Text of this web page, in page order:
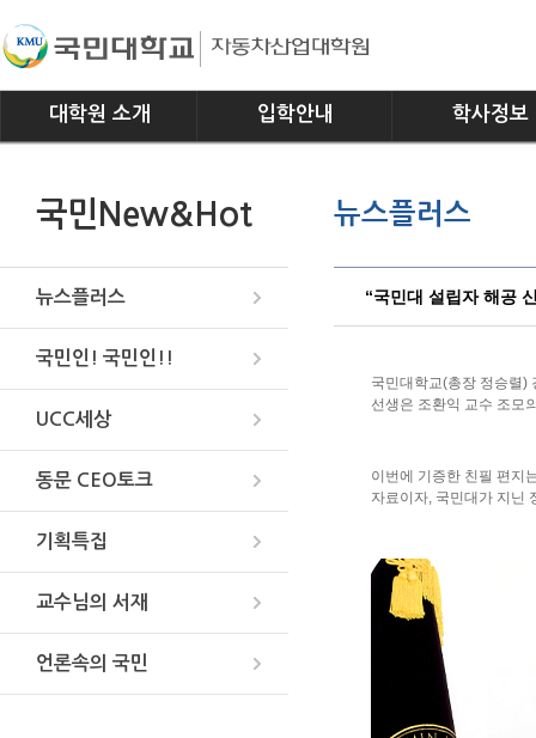
대학원 소개
연혁
입학안내 학사정보
교과과정
국민New&Hot
뉴스플러스
국민인! 국민인!!
UCC세상
동문 CEO토크
기획특집
교수님의 서재
언론속의 국민
뉴스플러스
“국민대 설립자 해공
국민대학교(총장 정승렬)
선생은 조환익 교수 조모
이번에 기증한 친필 편지
자료이자, 국민대가 지닌